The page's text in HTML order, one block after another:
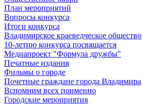
План мероприятий
Вопросы конкурса
Итоги конкурса
Владимирское краеведческое общество
10-летию конкурса посвящается
Медиапроект "Формула дружбы"
Печатные издания
Фильмы о городе
Почетные граждане города Владимира
Вспомним всех поименно
Городские мероприятия